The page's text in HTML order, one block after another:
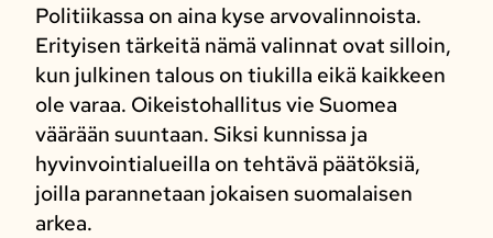
Politiikassa on aina kyse arvovalinnoista.
Erityisen tärkeitä nämä valinnat ovat silloin,
kun julkinen talous on tiukilla eikä kaikkeen
ole varaa. Oikeistohallitus vie Suomea
väärään suuntaan. Siksi kunnissa ja
hyvinvointialueilla on tehtävä päätöksiä,
joilla parannetaan jokaisen suomalaisen
arkea.